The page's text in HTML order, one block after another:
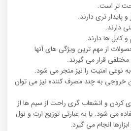
تر است.
پایدار تری دارند.
دارند.
ها دارند.
از مهم ترین ویژگی های آنها
قرار می گیرند.
به نوعی امنیت را نیز منجر می شود.
خروجی به چند مصرف کننده نیز می توان
کردن و انشعاب گری راحت از سیم ها از
می شود. یا به عبارتی توزیع ارت و نول
انجام می گیرد.